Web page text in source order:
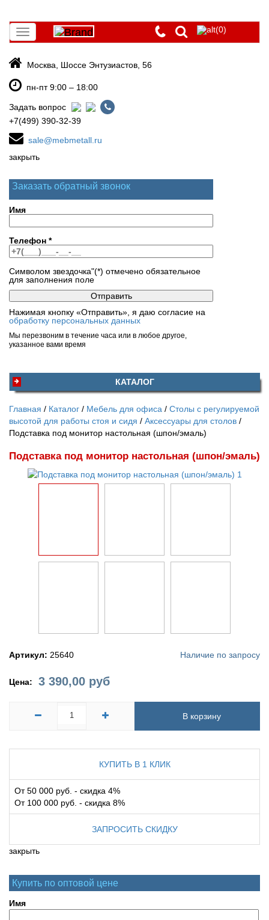
Toggle
navigation
(0)
Москва, Шоссе Энтузиастов, 56
пн-пт 9:00 – 18:00
Задать вопрос
+7(499) 390-32-39
sale@mebmetall.ru
закрыть
Заказать обратный звонок
Имя
Телефон *
Символом звездочка"(*) отмечено обязательное
для заполнения поле
Нажимая кнопку «Отправить», я даю согласие на
обработку персональных данных
Мы перезвоним в течение часа или в любое другое,
указанное вами время
КАТАЛОГ
Главная Каталог Мебель для офиса
Столы с регулируемой
высотой для работы стоя и сидя
Аксессуары для столов
Подставка под монитор настольная (шпон/эмаль)
Подставка под монитор настольная (шпон/эмаль)
Артикул: 25640 Наличие по запросу
Цена: 3 390,00 руб
В корзину
КУПИТЬ В 1 КЛИК
От 50 000 руб. - скидка 4%
От 100 000 руб. - скидка 8%
ЗАПРОСИТЬ СКИДКУ
закрыть
Купить по оптовой цене
Имя